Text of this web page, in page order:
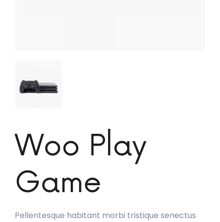
Woo Play
Game
Pellentesque habitant morbi tristique senectus